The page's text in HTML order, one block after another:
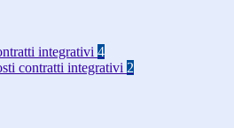
integrativi 4
contratti integrativi 2